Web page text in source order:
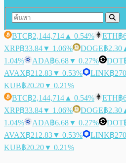
BTC฿2,144,714 ▲ 0.54% ETH฿
XRP฿33.84▼ 1.06% DOGE฿2.30
1.04%
ADA฿6.68▼ 0.27% DOT
AVAX฿212.83▼ 0.53% LINK฿
KUB฿20.20▼ 0.21%
BTC฿2,144,714 ▲ 0.54% ETH฿
XRP฿33.84▼ 1.06% DOGE฿2.30
1.04%
ADA฿6.68▼ 0.27% DOT
AVAX฿212.83▼ 0.53% LINK฿
KUB฿20.20▼ 0.21%